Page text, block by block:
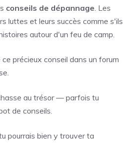
conseils de dépannage . Les
luttes et leurs succès comme s'ils
autour d'un feu de camp.
précieux conseil dans un forum
au trésor — parfois tu
de conseils.
pourrais bien y trouver ta